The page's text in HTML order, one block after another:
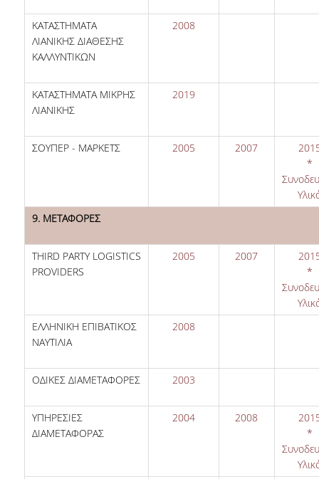
ΚΑΤΑΣΤΗΜΑΤΑ
ΛΙΑΝΙΚΗΣ ΔΙΑΘΕΣΗΣ
ΚΑΛΛΥΝΤΙΚΩΝ
2008
ΚΑΤΑΣΤΗΜΑΤΑ ΜΙΚΡΗΣ
ΛΙΑΝΙΚΗΣ
2019
ΣΟΥΠΕΡ - ΜΑΡΚΕΤΣ 2005 2007
*
9. ΜΕΤΑΦΟΡΕΣ
THIRD PARTY LOGISTICS
PROVIDERS
2005 2007
*
ΕΛΛΗΝΙΚΗ ΕΠΙΒΑΤΙΚΟΣ
ΝΑΥΤΙΛΙΑ
2008
ΟΔΙΚΕΣ ΔΙΑΜΕΤΑΦΟΡΕΣ 2003
ΥΠΗΡΕΣΙΕΣ
ΔΙΑΜΕΤΑΦΟΡΑΣ
2004 2008
*